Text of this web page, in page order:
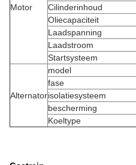
Motor
Cilinderinhoud
Oliecapaciteit
Laadspanning
Laadstroom
Startsysteem
Alternator
model
fase
isolatiesysteem
bescherming
Koeltype